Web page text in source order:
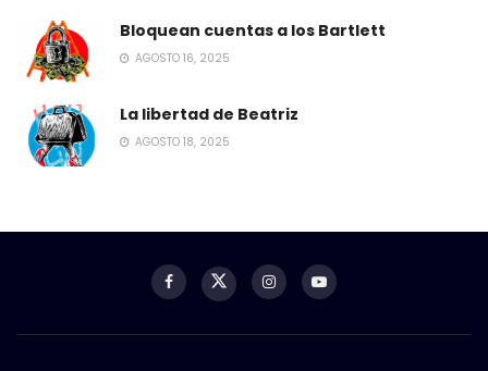
Bloquean cuentas a los Bartlett
AGOSTO 16, 2025
La libertad de Beatriz
AGOSTO 18, 2025